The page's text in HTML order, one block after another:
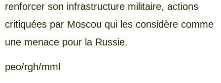
renforcer son infrastructure militaire, actions
critiquées par Moscou qui les considère comme
une menace pour la Russie.
peo/rgh/mml